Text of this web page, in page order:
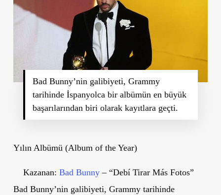
Bad Bunny’nin galibiyeti, Grammy
tarihinde İspanyolca bir albümün en büyük
başarılarından biri olarak kayıtlara geçti.
Yılın Albümü (Album of the Year)
Kazanan: Bad Bunny– “Debí Tirar Más Fotos”
Bad Bunny’nin galibiyeti, Grammy tarihinde